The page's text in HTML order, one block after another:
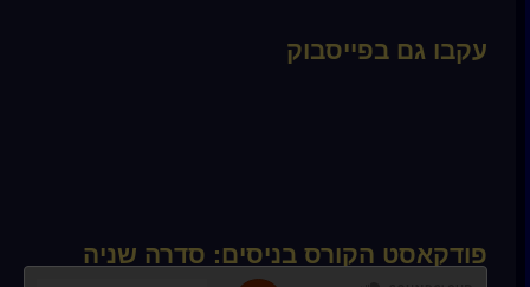
עקבו גם בפייסבוק
פודקאסט הקורס בניסים: סדרה שניה